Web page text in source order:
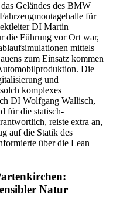
Geländes des BMW
für
DI Martin
die Führung vor Ort war,
mittels
zum Einsatz kommen
Die
und
komplexes
DI Wolfgang Wallisch,
für die statisch-
reiste extra an,
auf die Statik des
über die Lean
Natur